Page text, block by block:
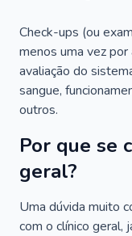
Check-ups (ou
menos uma vez
avaliação do
sangue,
outros.
Por que se
geral?
Uma dúvida muito
com o clínico geral,